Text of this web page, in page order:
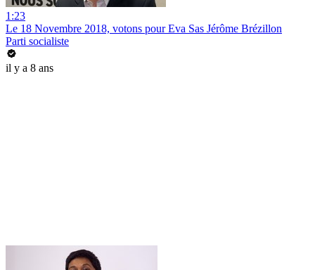
1:23
Le 18 Novembre 2018, votons pour Eva Sas Jérôme Brézillon
Parti socialiste
il y a 8 ans